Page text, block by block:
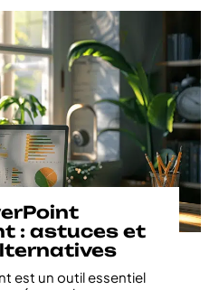
: astuces et
est un outil essentiel